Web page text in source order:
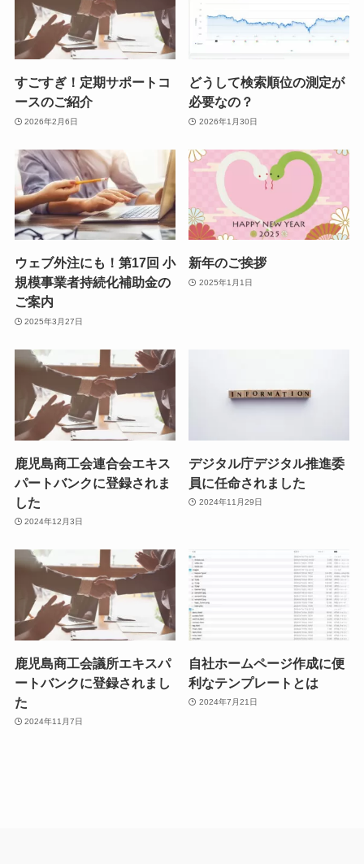
すごすぎ！定期サポートコ
ースのご紹介
2026年2月6日
どうして検索順位の測定が
必要なの？
2026年1月30日
ウェブ外注にも！第17回 小
規模事業者持続化補助金の
ご案内
2025年3月27日
新年のご挨拶
2025年1月1日
鹿児島商工会連合会エキス
パートバンクに登録されま
した
2024年12月3日
デジタル庁デジタル推進委
員に任命されました
2024年11月29日
鹿児島商工会議所エキスパ
ートバンクに登録されまし
た
2024年11月7日
自社ホームページ作成に便
利なテンプレートとは
2024年7月21日